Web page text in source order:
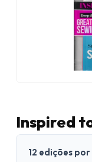
Inspired
12 edições